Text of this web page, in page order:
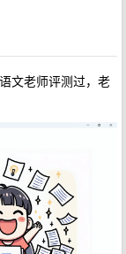
文老师评测过，老